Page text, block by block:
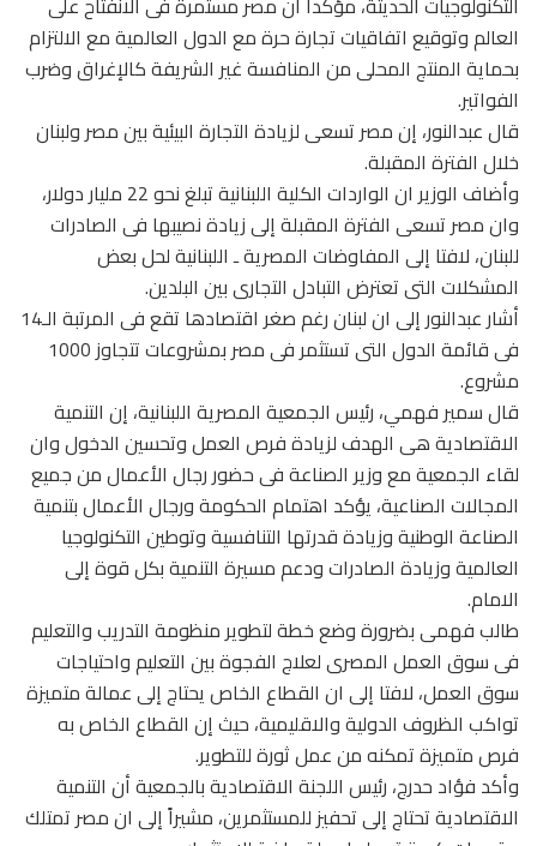
العالم وتوقيع اتفاقيات تجارة حرة مع الدول العالمية مع الالتزام
بحماية المنتج المحلى من المنافسة غير الشريفة كالإغراق وضرب
الفواتير.
قال عبدالنور، إن مصر تسعى لزيادة التجارة البيئية بين مصر ولبنان
خلال الفترة المقبلة.
وأضاف الوزير ان الواردات الكلية اللبنانية تبلغ نحو 22 مليار دولار،
وان مصر تسعى الفترة المقبلة إلى زيادة نصيبها فى الصادرات
للبنان، لافتا إلى المفاوضات المصرية ـ اللبنانية لحل بعض
المشكلات التى تعترض التبادل التجارى بين البلدين.
أشار عبدالنور إلى ان لبنان رغم صغر اقتصادها تقع فى المرتبة الـ14
فى قائمة الدول التى تستثمر فى مصر بمشروعات تتجاوز 1000
مشروع.
قال سمير فهمي، رئيس الجمعية المصرية اللبنانية، إن التنمية
الاقتصادية هى الهدف لزيادة فرص العمل وتحسين الدخول وان
لقاء الجمعية مع وزير الصناعة فى حضور رجال الأعمال من جميع
المجالات الصناعية، يؤكد اهتمام الحكومة ورجال الأعمال بتنمية
الصناعة الوطنية وزيادة قدرتها التنافسية وتوطين التكنولوجيا
العالمية وزيادة الصادرات ودعم مسيرة التنمية بكل قوة إلى
الامام.
طالب فهمى بضرورة وضع خطة لتطوير منظومة التدريب والتعليم
فى سوق العمل المصرى لعلاج الفجوة بين التعليم واحتياجات
سوق العمل، لافتا إلى ان القطاع الخاص يحتاج إلى عمالة متميزة
تواكب الظروف الدولية والاقليمية، حيث إن القطاع الخاص به
فرص متميزة تمكنه من عمل ثورة للتطوير.
وأكد فؤاد حدرج، رئيس اللجنة الاقتصادية بالجمعية أن التنمية
الاقتصادية تحتاج إلى تحفيز للمستثمرين، مشيراً إلى ان مصر تمتلك